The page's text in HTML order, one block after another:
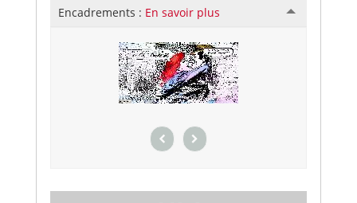
Encadrements : En savoir plus